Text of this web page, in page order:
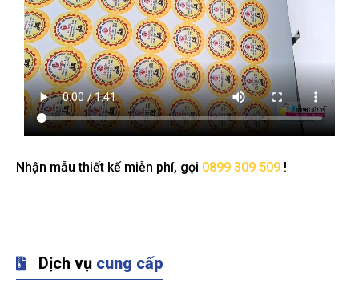
Nhận mẫu thiết kế miễn phí, gọi 0899 309 509 !
Dịch vụ cung cấp